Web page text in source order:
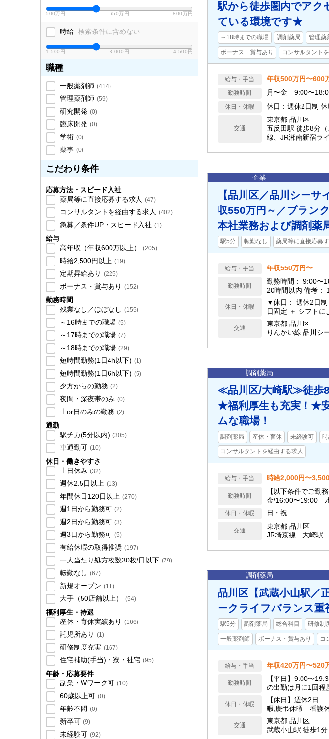
500万円 650万円 800万円
時給 検索条件に含めない
1,500円 3,000円 4,500円
職種
一般薬剤師 (414)
管理薬剤師 (59)
研究開発 (0)
臨床開発 (0)
学術 (0)
薬事 (0)
こだわり条件
応募方法・スピード入社
薬局等に直接応募する求人 (47)
コンサルタントを経由する求人 (402)
急募／条件UP・スピード入社 (1)
給与
高年収（年収600万以上）
(205)
時給2,500円以上 (19)
定期昇給あり (225)
ボーナス・賞与あり (152)
勤務時間
残業なし／ほぼなし (155)
～16時までの職場 (5)
～17時までの職場 (7)
～18時までの職場 (29)
短時間勤務(1日4h以下) (1)
短時間勤務(1日6h以下) (5)
夕方からの勤務 (2)
夜間・深夜帯のみ (0)
土or日のみの勤務 (2)
通勤
駅チカ(5分以内) (305)
車通勤可 (10)
休日・働きやすさ
土日休み (32)
週休2.5日以上 (13)
年間休日120日以上 (270)
週1日から勤務可 (2)
週2日から勤務可 (3)
週3日から勤務可 (5)
有給休暇の取得推奨 (197)
一人当たり処方枚数30枚/日以下 (79)
転勤なし (67)
新規オープン (11)
大手（50店舗以上） (54)
福利厚生・待遇
産休・育休実績あり (166)
託児所あり (1)
研修制度充実 (167)
住宅補助(手当)・寮・社宅 (95)
年齢・応募要件
副業・Wワーク可 (10)
60歳以上可 (0)
年齢不問 (0)
新卒可 (9)
未経験可 (92)
駅から徒歩圏内でアク
ている環境です★
～18時までの職場 調剤薬局 管理薬
ボーナス・賞与あり コンサルタント
給与・手当 年収500万円〜600
勤務時間 月〜金 9:00〜
休日・休暇 休日：週休2日制
交通
東京都 品川区
五反田駅 徒歩8分
線、JR湘南新宿ラ
企業
【品川区／品川シー
収550万円～／ブラン
本社業務および調剤薬
駅5分 転勤なし 薬局等に直接応募
給与・手当 年収550万円〜
勤務時間
勤務時間： 9:00〜18:30
20時間以
休日・休暇
▼休日： 週休2日
日固定 ＋ シフトによる休み ▼長期休暇・特別休
り）、慶弔休暇 └
休暇
交通
東京都 品川区
調剤薬局
≪品川区/大崎駅≫徒歩
★福利厚生も充実！★
ムな職場！
調剤薬局 産休・育休 未経験可
コンサルタントを経由する求人
給与・手当 時給2,000円〜
勤務時間
【以下条件でご勤
金/16:00〜19:00
休日・休暇 日・祝
交通
東京都 品川区
JR埼京線 大崎駅
調剤薬局
品川区【武蔵小山駅／
ークライフバランス
駅5分 調剤薬局 総合科目 研修制
一般薬剤師 ボーナス・賞与あり コ
給与・手当 年収420万円〜520
勤務時間
【平日】9:00〜
の出勤は月に1回程
休日・休暇
【休日】週休2日
暇,慶弔休暇 看護
交通
東京都 品川区
武蔵小山駅 徒歩1分